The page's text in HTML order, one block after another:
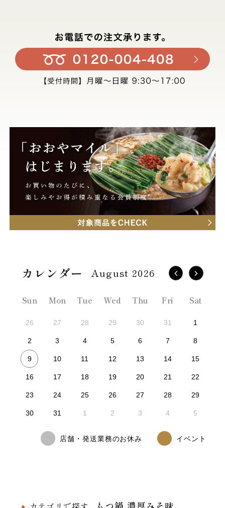
もつ鍋 濃厚みそ味
August 2026
Sun Mon Tue Wed Thu Fri Sat
26 27 28 29 30 31 1
2 3 4 5 6 7 8
9 10 11 12 13 14 15
16 17 18 19 20 21 22
23 24 25 26 27 28 29
30 31 1 2 3 4 5
店舗・発送業務のお休み イベント